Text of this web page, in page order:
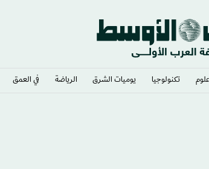
تكنولوجيا يوميات الشرق​ الرياضة في العمق